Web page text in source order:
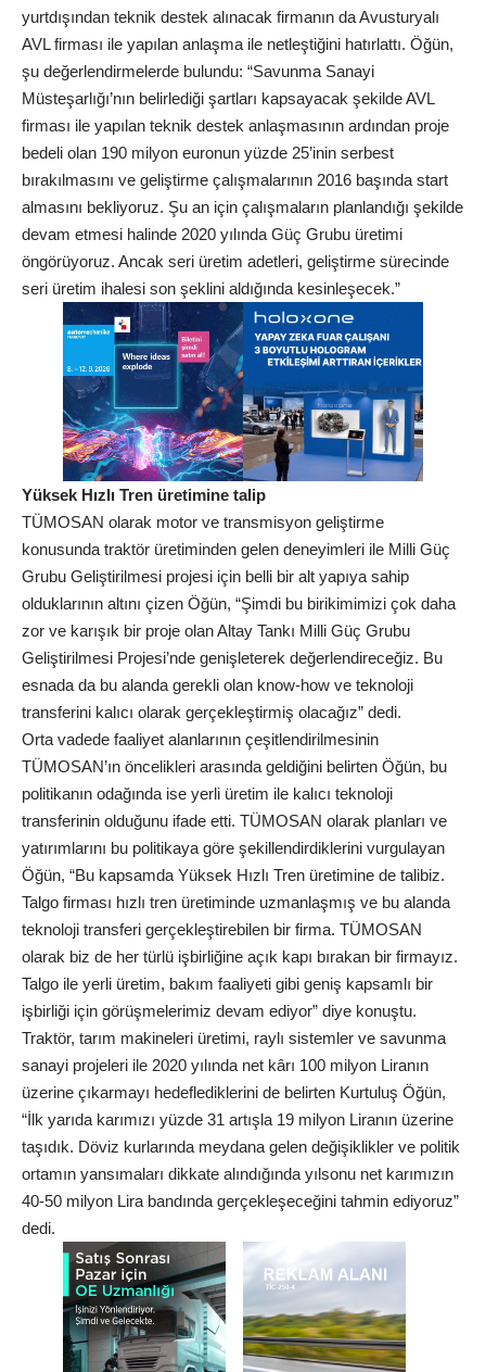
yurtdışından teknik destek alınacak firmanın da Avusturyalı
AVL firması ile yapılan anlaşma ile netleştiğini hatırlattı. Öğün,
şu değerlendirmelerde bulundu: “Savunma Sanayi
Müsteşarlığı’nın belirlediği şartları kapsayacak şekilde AVL
firması ile yapılan teknik destek anlaşmasının ardından proje
bedeli olan 190 milyon euronun yüzde 25’inin serbest
bırakılmasını ve geliştirme çalışmalarının 2016 başında start
almasını bekliyoruz. Şu an için çalışmaların planlandığı şekilde
devam etmesi halinde 2020 yılında Güç Grubu üretimi
öngörüyoruz. Ancak seri üretim adetleri, geliştirme sürecinde
seri üretim ihalesi son şeklini aldığında kesinleşecek.”
Yüksek Hızlı Tren üretimine talip
TÜMOSAN olarak motor ve transmisyon geliştirme
konusunda traktör üretiminden gelen deneyimleri ile Milli Güç
Grubu Geliştirilmesi projesi için belli bir alt yapıya sahip
olduklarının altını çizen Öğün, “Şimdi bu birikimimizi çok daha
zor ve karışık bir proje olan Altay Tankı Milli Güç Grubu
Geliştirilmesi Projesi’nde genişleterek değerlendireceğiz. Bu
esnada da bu alanda gerekli olan know-how ve teknoloji
transferini kalıcı olarak gerçekleştirmiş olacağız” dedi.
Orta vadede faaliyet alanlarının çeşitlendirilmesinin
TÜMOSAN’ın öncelikleri arasında geldiğini belirten Öğün, bu
politikanın odağında ise yerli üretim ile kalıcı teknoloji
transferinin olduğunu ifade etti. TÜMOSAN olarak planları ve
yatırımlarını bu politikaya göre şekillendirdiklerini vurgulayan
Öğün, “Bu kapsamda Yüksek Hızlı Tren üretimine de talibiz.
Talgo firması hızlı tren üretiminde uzmanlaşmış ve bu alanda
teknoloji transferi gerçekleştirebilen bir firma. TÜMOSAN
olarak biz de her türlü işbirliğine açık kapı bırakan bir firmayız.
Talgo ile yerli üretim, bakım faaliyeti gibi geniş kapsamlı bir
işbirliği için görüşmelerimiz devam ediyor” diye konuştu.
Traktör, tarım makineleri üretimi, raylı sistemler ve savunma
sanayi projeleri ile 2020 yılında net kârı 100 milyon Liranın
üzerine çıkarmayı hedeflediklerini de belirten Kurtuluş Öğün,
“İlk yarıda karımızı yüzde 31 artışla 19 milyon Liranın üzerine
taşıdık. Döviz kurlarında meydana gelen değişiklikler ve politik
ortamın yansımaları dikkate alındığında yılsonu net karımızın
40-50 milyon Lira bandında gerçekleşeceğini tahmin ediyoruz”
dedi.